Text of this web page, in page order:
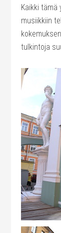
Kaikki tämä
musiikkiin
tulkintoja